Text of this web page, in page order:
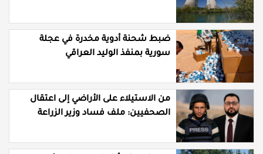
ضبط شحنة أدوية مخدرة في عجلة
سورية بمنفذ الوليد العراقي
من الاستيلاء على الأراضي إلى اعتقال
الصحفيين: ملف فساد وزير الزراعة